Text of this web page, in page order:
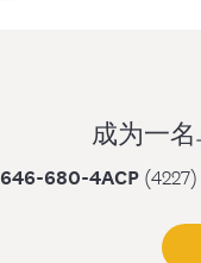
成为一名
646-680-4ACP